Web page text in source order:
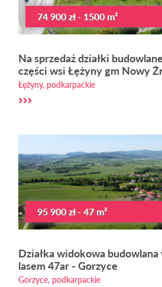
74 900 zł - 1500 m²
Na sprzedaż działki
części wsi Łężyny gm Nowy
Łężyny, podkarpackie
95 900 zł - 47 m²
Działka widokowa
lasem 47ar - Gorzyce
Gorzyce, podkarpackie